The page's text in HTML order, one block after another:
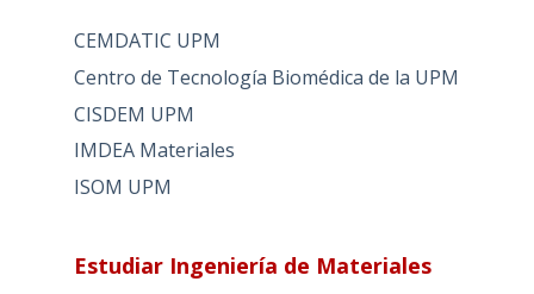
CEMDATIC UPM
Centro de Tecnología Biomédica de la UPM
CISDEM UPM
IMDEA Materiales
ISOM UPM
Estudiar Ingeniería de Materiales